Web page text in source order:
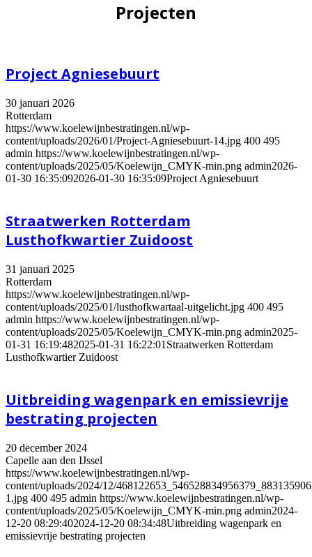
Projecten
Project Agniesebuurt
30 januari 2026
Rotterdam
https://www.koelewijnbestratingen.nl/wp-
content/uploads/2026/01/Project-Agniesebuurt-14.jpg 400 495
admin https://www.koelewijnbestratingen.nl/wp-
content/uploads/2025/05/Koelewijn_CMYK-min.png admin2026-
01-30 16:35:092026-01-30 16:35:09Project Agniesebuurt
Straatwerken Rotterdam
Lusthofkwartier Zuidoost
31 januari 2025
Rotterdam
https://www.koelewijnbestratingen.nl/wp-
content/uploads/2025/01/lusthofkwartaal-uitgelicht.jpg 400 495
admin https://www.koelewijnbestratingen.nl/wp-
content/uploads/2025/05/Koelewijn_CMYK-min.png admin2025-
01-31 16:19:482025-01-31 16:22:01 Straatwerken Rotterdam
Lusthofkwartier Zuidoost
Uitbreiding wagenpark en emissievrije
bestrating projecten
20 december 2024
Capelle aan den IJssel
https://www.koelewijnbestratingen.nl/wp-
content/uploads/2024/12/
1.jpg 400 495 admin https://www.koelewijnbestratingen.nl/wp-
content/uploads/2025/05/Koelewijn_CMYK-min.png admin2024-
12-20 08:29:402024-12-20 08:34:48Uitbreiding wagenpark en
emissievrije bestrating projecten